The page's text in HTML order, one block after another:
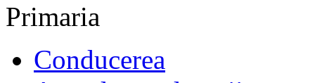
Primaria
Conducerea